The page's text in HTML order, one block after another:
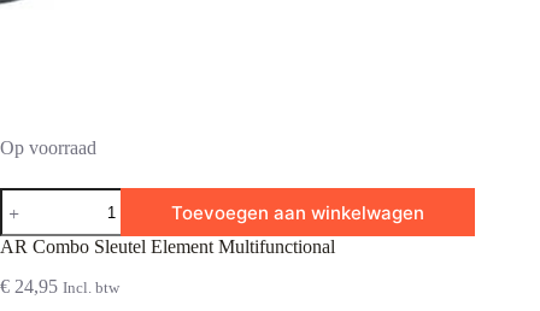
Op voorraad
AR
Combo
Sleutel
Element
Multifunctional
aantal
Toevoegen aan winkelwagen
AR Combo Sleutel Element Multifunctional
€ 24,95 Incl. btw